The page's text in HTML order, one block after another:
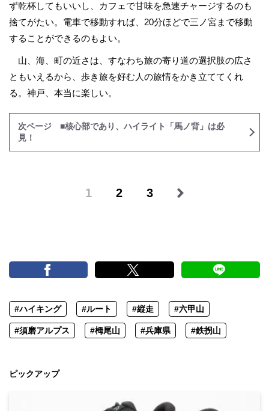
ず乾杯してもいいし、カフェで甘味を急速チャージするのも
捨てがたい。電車で移動すれば、20分ほどで三ノ宮まで移動
することができるのもよい。
山、海、町の近さは、すなわち旅の寄り道の選択肢の広さ
ともいえるから、歩き旅を好む人の旅情をかき立ててくれ
る。神戸、本当に楽しい。
次ページ ■核心部であり、ハイライト「馬ノ背」は必
見！
1 2 3
#ハイキング #ルート #縦走 #六甲山
#須磨アルプス #栂尾山 #兵庫県 #鉄拐山
ピックアップ